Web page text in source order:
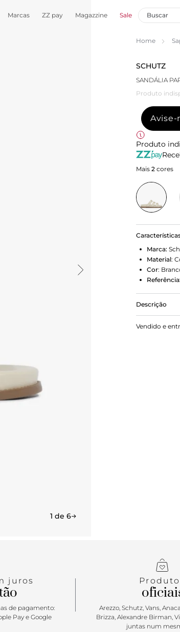
Marcas ZZ pay Magazzine Sale
1 de 6
Home
SCHUTZ
SANDÁLIA
Produto
Avise-
Produto
Mais 2 cores
Marca:
Material:
Cor:
Referência:
Descrição
ter muita
Vendido e
juros
de pagamento:
Pay e Google
Arezzo, Schutz, Vans,
Brizza, Alexandre Birman,
juntas num